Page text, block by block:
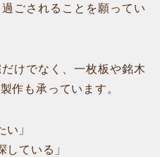
ごされることを願ってい
けでなく、一枚板や銘木
作も承っています。
」
している」